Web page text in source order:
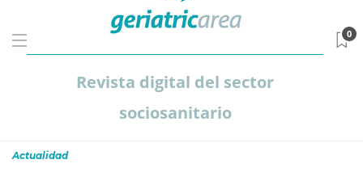
Revista digital del sector
sociosanitario
0
Actualidad